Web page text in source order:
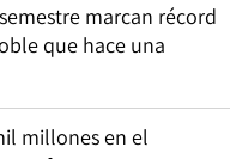
marcan récord
que hace una
millones en el